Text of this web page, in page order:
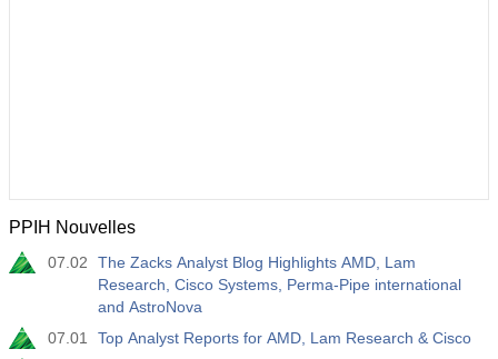
PPIH Nouvelles
07.02
The Zacks Analyst Blog Highlights AMD, Lam
Research, Cisco Systems, Perma-Pipe international
and AstroNova
07.01
Top Analyst Reports for AMD, Lam Research & Cisco